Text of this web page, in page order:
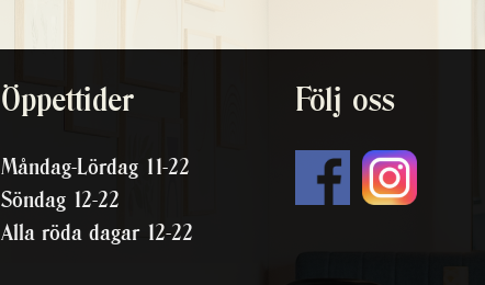
Öppettider
Måndag-Lördag 11-22
Söndag 12-22
Alla röda dagar 12-22
Följ oss